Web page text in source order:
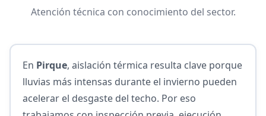
Atención técnica con conocimiento del sector.
En Pirque, aislación térmica resulta clave porque
lluvias más intensas durante el invierno pueden
acelerar el desgaste del techo. Por eso